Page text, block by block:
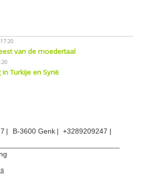
van de moedertaal
Turkije en Syrië
B-3600 Genk
+3289209247